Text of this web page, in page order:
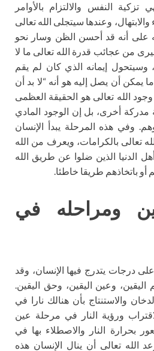
النفس والالتزام بالأوامر
والابتهال، وعندها سيتجلى الله تعالى
على أنه قد أحسن الظن وسار نحو
من عجائب قدرة الله تعالى ما لا
إيمانه الذي كان لم يقم
أن يصل إليه هو أنه “لا بد أن
الله تعالى هو الحقيقة العظمى
مدركة أخرى، بل إن الوجود المادي
وفي هذه المرحلة يبدأ الإنسان
تعالى بالكرامات، ويعرف من الله
الدنيا الذين ضلوا عن طريق الله
أو باتخاذهم طريقا خاطئا.
ومراحله في
درجات يتدرج فيها الإنسان، وقد
اليقين، وعين اليقين، وحق اليقين.
والاستنتاج بأن هنالك نارا في
ورؤية النار في مرحلة عين
بحرارة النار والاصطلاء بها في
الله تعالى أن ينال الإنسان هذه